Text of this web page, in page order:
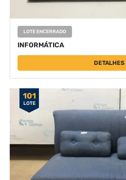
LOTE ENCERRADO
INFORMÁTICA
DETALHES
101
LOTE